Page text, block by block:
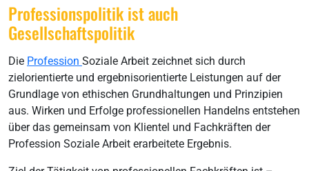
Professionspolitik ist auch
Gesellschaftspolitik
Die Profession Soziale Arbeit zeichnet sich durch
zielorientierte und ergebnisorientierte Leistungen auf der
Grundlage von ethischen Grundhaltungen und Prinzipien
aus. Wirken und Erfolge professionellen Handelns entstehen
über das gemeinsam von Klientel und Fachkräften der
Profession Soziale Arbeit erarbeitete Ergebnis.